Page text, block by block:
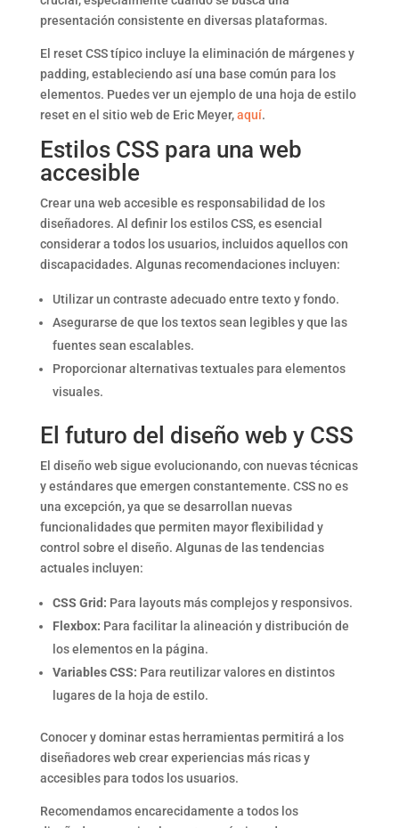
presentación consistente en diversas plataformas.
El reset CSS típico incluye la eliminación de márgenes y
padding, estableciendo así una base común para los
elementos. Puedes ver un ejemplo de una hoja de estilo
reset en el sitio web de Eric Meyer,aquí.
Estilos CSS para una web
accesible
Crear una web accesible es responsabilidad de los
diseñadores. Al definir los estilos CSS, es esencial
considerar a todos los usuarios, incluidos aquellos con
discapacidades. Algunas recomendaciones incluyen:
Utilizar un contraste adecuado entre texto y fondo.
Asegurarse de que los textos sean legibles y que las
fuentes sean escalables.
Proporcionar alternativas textuales para elementos
visuales.
El futuro del diseño web y CSS
El diseño web sigue evolucionando, con nuevas técnicas
y estándares que emergen constantemente. CSS no es
una excepción, ya que se desarrollan nuevas
funcionalidades que permiten mayor flexibilidad y
control sobre el diseño. Algunas de las tendencias
actuales incluyen:
CSS Grid: Para layouts más complejos y responsivos.
Flexbox: Para facilitar la alineación y distribución de
los elementos en la página.
Variables CSS: Para reutilizar valores en distintos
lugares de la hoja de estilo.
Conocer y dominar estas herramientas permitirá a los
diseñadores web crear experiencias más ricas y
accesibles para todos los usuarios.
Recomendamos encarecidamente a todos los